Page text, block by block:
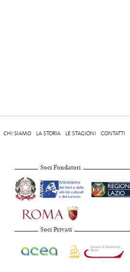
CHI SIAMO LA STORIA LE STAGIONI CONTATTI
Soci Fondatori
Soci Privati